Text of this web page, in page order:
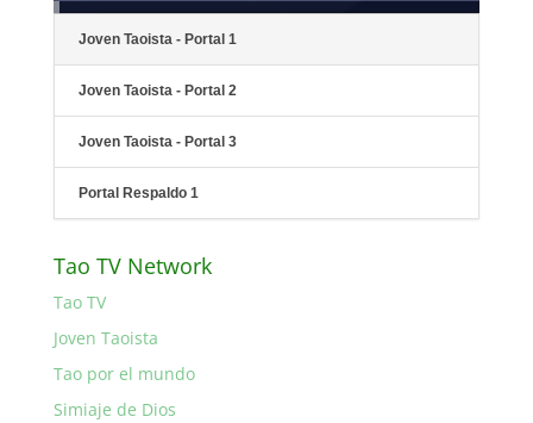
Joven Taoista - Portal 1
Joven Taoista - Portal 2
Joven Taoista - Portal 3
Portal Respaldo 1
Tao TV Network
Tao TV
Joven Taoista
Tao por el mundo
Simiaje de Dios